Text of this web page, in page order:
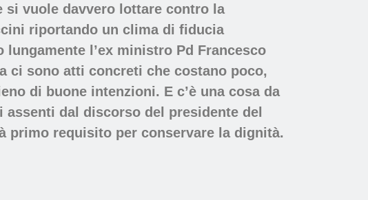
si vuole davvero lottare contro la
riportando un clima di fiducia
l’ex ministro Pd Francesco
ci sono atti concreti che costano poco,
di buone intenzioni. E c’è una cosa da
dal discorso del presidente del
primo requisito per conservare la dignità.